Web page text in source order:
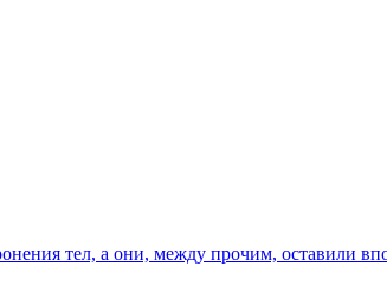
тел, а они, между прочим, оставили